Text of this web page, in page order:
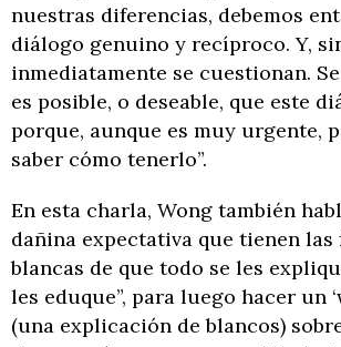
nuestras diferencias, debemos
diálogo genuino y recíproco. Y,
inmediatamente se cuestionan.
es posible, o deseable, que este
porque, aunque es muy urgente,
saber cómo tenerlo”.
En esta charla, Wong también
dañina expectativa que tienen las
blancas de que todo se les
les eduque”, para luego hacer un
(una explicación de blancos)